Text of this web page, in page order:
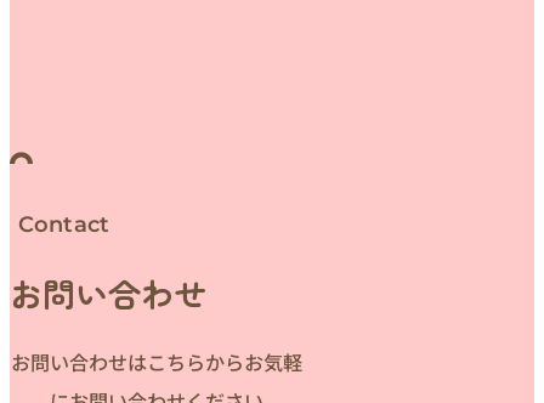
Contact
お問い合わせ
お問い合わせはこちらからお気軽